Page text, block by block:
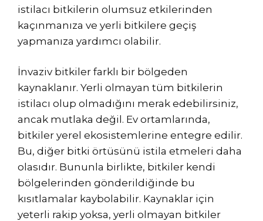
istilacı bitkilerin olumsuz etkilerinden
kaçınmanıza ve yerli bitkilere geçiş
yapmanıza yardımcı olabilir.
İnvaziv bitkiler farklı bir bölgeden
kaynaklanır. Yerli olmayan tüm bitkilerin
istilacı olup olmadığını merak edebilirsiniz,
ancak mutlaka değil. Ev ortamlarında,
bitkiler yerel ekosistemlerine entegre edilir.
Bu, diğer bitki örtüsünü istila etmeleri daha
olasıdır. Bununla birlikte, bitkiler kendi
bölgelerinden gönderildiğinde bu
kısıtlamalar kaybolabilir. Kaynaklar için
yeterli rakip yoksa, yerli olmayan bitkiler